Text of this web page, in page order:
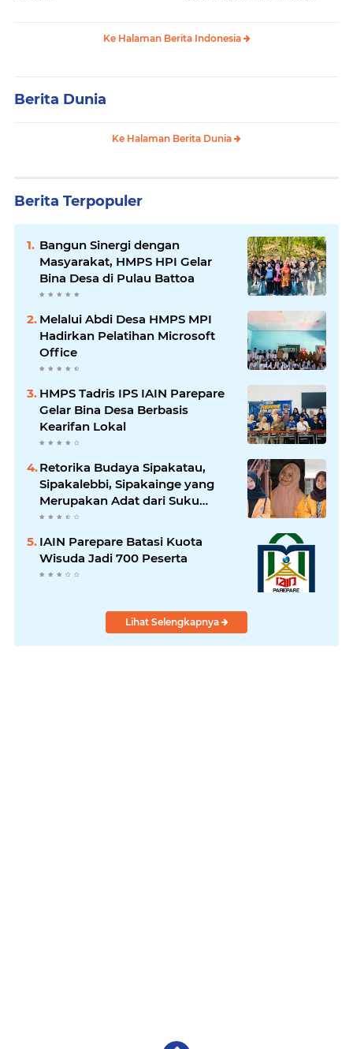
Ke Halaman Berita Indonesia
Berita Dunia
Ke Halaman Berita Dunia
Berita Terpopuler
Bangun Sinergi dengan
Masyarakat, HMPS HPI Gelar
Bina Desa di Pulau Battoa
Melalui Abdi Desa HMPS MPI
Hadirkan Pelatihan Microsoft
Office
HMPS Tadris IPS IAIN Parepare
Gelar Bina Desa Berbasis
Kearifan Lokal
Retorika Budaya Sipakatau,
Sipakalebbi, Sipakainge yang
Merupakan Adat dari Suku
Bugis
IAIN Parepare Batasi Kuota
Wisuda Jadi 700 Peserta
Lihat Selengkapnya